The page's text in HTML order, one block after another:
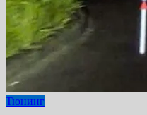
Тюнинг